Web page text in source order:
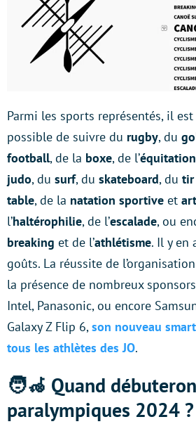
Parmi les sports représentés, il
possible de suivre du rugby, du
football, de la boxe, de l’équitation
judo, du surf, du skateboard, du tir
table, de la natation sportive et
l’haltérophilie, de l’escalade, ou
breaking et de l’athlétisme. Il y en
goûts. La réussite de
la présence de nombreux
Intel, Panasonic, ou encore
Galaxy Z Flip 6,son nouveau
tous les athlètes des JO.
🧑‍🦽 Quand
paralympiques 2024 ?